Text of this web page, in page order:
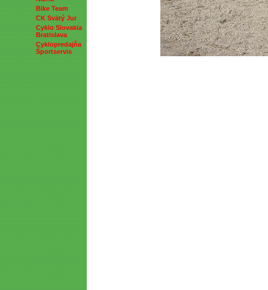
Bike Team
CK Svätý Jur
Cyklo Slovakia
Bratislava
Cyklopredajňa
Športservis